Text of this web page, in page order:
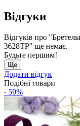
Відгуки
Відгуків про
3628ТР" ще немає.
Будьте першим!
Ще
Додати відгук
Подібні товари
- 50%